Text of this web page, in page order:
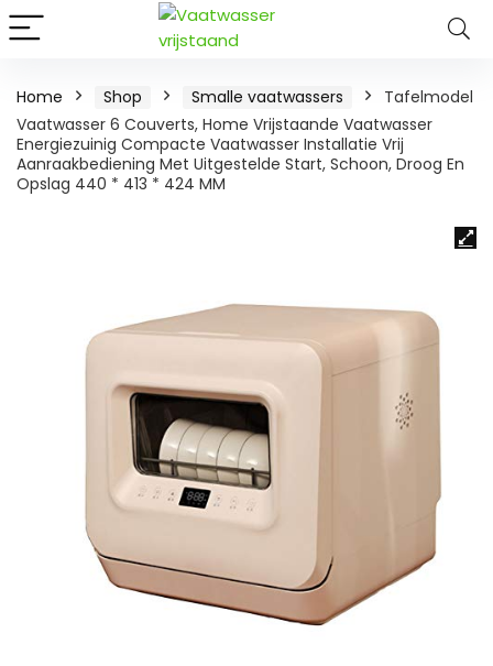
Home Shop Smalle vaatwassers
Tafelmodel
Vaatwasser 6 Couverts, Home Vrijstaande Vaatwasser
Energiezuinig Compacte Vaatwasser Installatie Vrij
Aanraakbediening Met Uitgestelde Start, Schoon, Droog En
Opslag 440 * 413 * 424 MM